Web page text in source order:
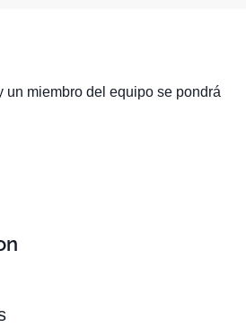
un miembro del equipo se pondrá